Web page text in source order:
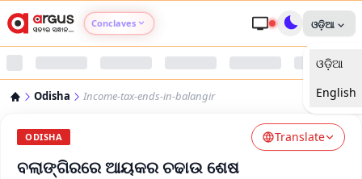
Conclaves
Argus Nari Shakti
ଓଡ଼ିଆ
ଓଡ଼ିଆ
English
Odisha Income-tax-ends-in-balangir
ODISHA Translate
ବଲାଙ୍ଗିରରେ ଆୟକର ଚଢାଉ ଶେଷ